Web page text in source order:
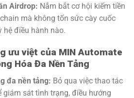
Airdrop: Nắm bắt cơ hội kiếm tiền
mà không tốn sức cày cuốc
hệ điều hành nào.
ưu việt của MIN Automate
Hóa Đa Nền Tảng
đa nền tảng: Bỏ qua việc thao tác
giám sát tình trạng, điều hướng